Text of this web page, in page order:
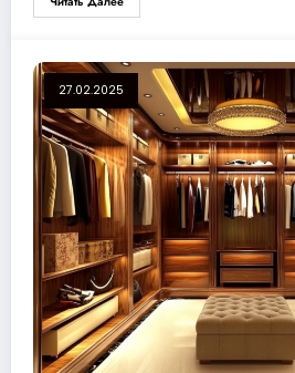
27.02.2025